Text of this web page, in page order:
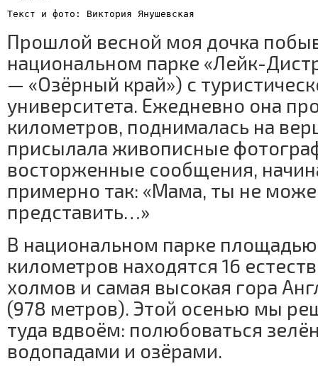
Текст и фото: Виктория Янушевская
Прошлой весной моя дочка
национальном парке «Лейк-
— «Озёрный край») с
университета. Ежедневно она
километров, поднималась на
присылала живописные
восторженные сообщения,
примерно так: «Мама, ты не
представить…»
В национальном парке
километров находятся 16
холмов и самая высокая гора
(978 метров). Этой осенью мы
туда вдвоём: полюбоваться
водопадами и озёрами.